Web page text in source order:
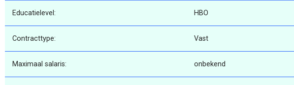
Educatielevel: HBO
Contracttype: Vast
Maximaal salaris: onbekend